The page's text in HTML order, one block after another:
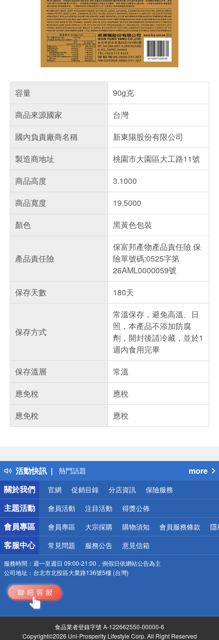
容量
90g克
商品來源國家
台灣
國內負責廠商名稱
新東陽股份有限公司
製造商地址
桃園市大園區大工路11號
商品高度
3.1000
商品寬度
19.5000
顏色
黑黃色包裝
產品責任險
保富邦產物產品責任險 保
險單號碼:0525字第
26AML0000059號
保存天數
180天
保存方式
常溫保存，避免高溫、日
照，本產品不添加防腐
劑，開封後請冷藏，並於1
週內食用完畢
保存溫層
常溫
應免稅
應稅
應免稅
應稅
活動快訊
得獎公告
熱門話題
銀行優惠
偏遠地區配送
詐騙網頁！請小心！
more
關於我們
官網 促銷目錄 分店資訊 保險服務
主題活動 會員活動 注目活動 得獎公佈
會員專區 會員專區 大宗採購 購物須知 會員服務條款 隱
客服中心 常見問題 服務公告 意見信箱
服務時間： 週一至週日 09:00-21:00，例假日依網站公告為主
公司地址： 台北市北投區大業路136號5樓 (台灣)
食品業者登錄字號 A-122662550-00000-6
Copyright©2026 Uni-Prosperity Lifestyle Corp. All Right Reserved